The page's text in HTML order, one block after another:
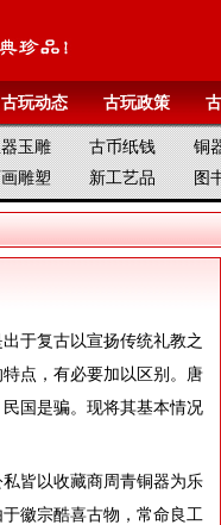
古玩动态 古玩政策
玉雕 古币纸钱 铜
雕塑 新工艺品 图
于复古以宣扬传统礼教之
点，有必要加以区别。唐
国是骗。现将其基本情况
皆以收藏商周青铜器为乐
徽宗酷喜古物，常命良工